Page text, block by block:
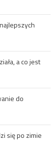
a co jest
do
się po zimie